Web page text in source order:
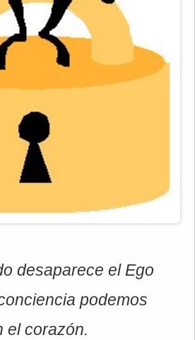
desaparece el Ego
podemos
el corazón.